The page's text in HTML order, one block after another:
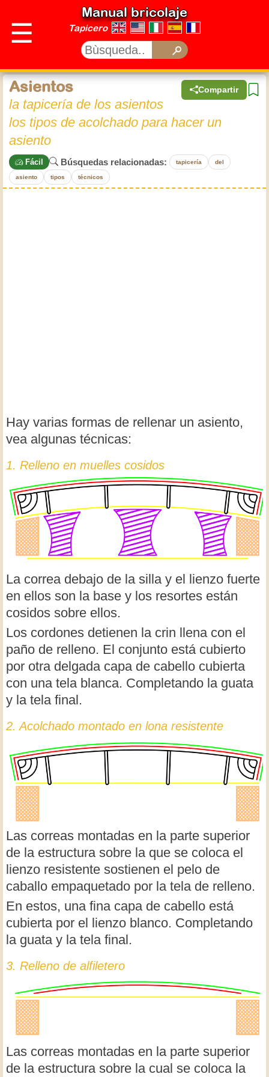
☰
Manual bricolaje
Tapicero
Compartir
Asientos
la tapicería de los asientos
los tipos de acolchado para hacer un
asiento
Fácil Búsquedas relacionadas: tapicería del
asiento tipos técnicos
Hay varias formas de rellenar un asiento,
vea algunas técnicas:
1. Relleno en muelles cosidos
La correa debajo de la silla y el lienzo fuerte
en ellos son la base y los resortes están
cosidos sobre ellos.
Los cordones detienen la crin llena con el
paño de relleno. El conjunto está cubierto
por otra delgada capa de cabello cubierta
con una tela blanca. Completando la guata
y la tela final.
2. Acolchado montado en lona resistente
Las correas montadas en la parte superior
de la estructura sobre la que se coloca el
lienzo resistente sostienen el pelo de
caballo empaquetado por la tela de relleno.
En estos, una fina capa de cabello está
cubierta por el lienzo blanco. Completando
la guata y la tela final.
3. Relleno de alfiletero
Las correas montadas en la parte superior
de la estructura sobre la cual se coloca la